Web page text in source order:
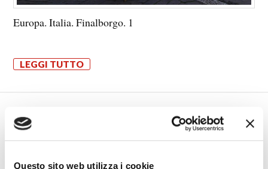
Questo sito web utilizza i cookie
Europa. Italia. Finalborgo. 1
LEGGI TUTTO
Europa. Italia. Finalborgo. 2